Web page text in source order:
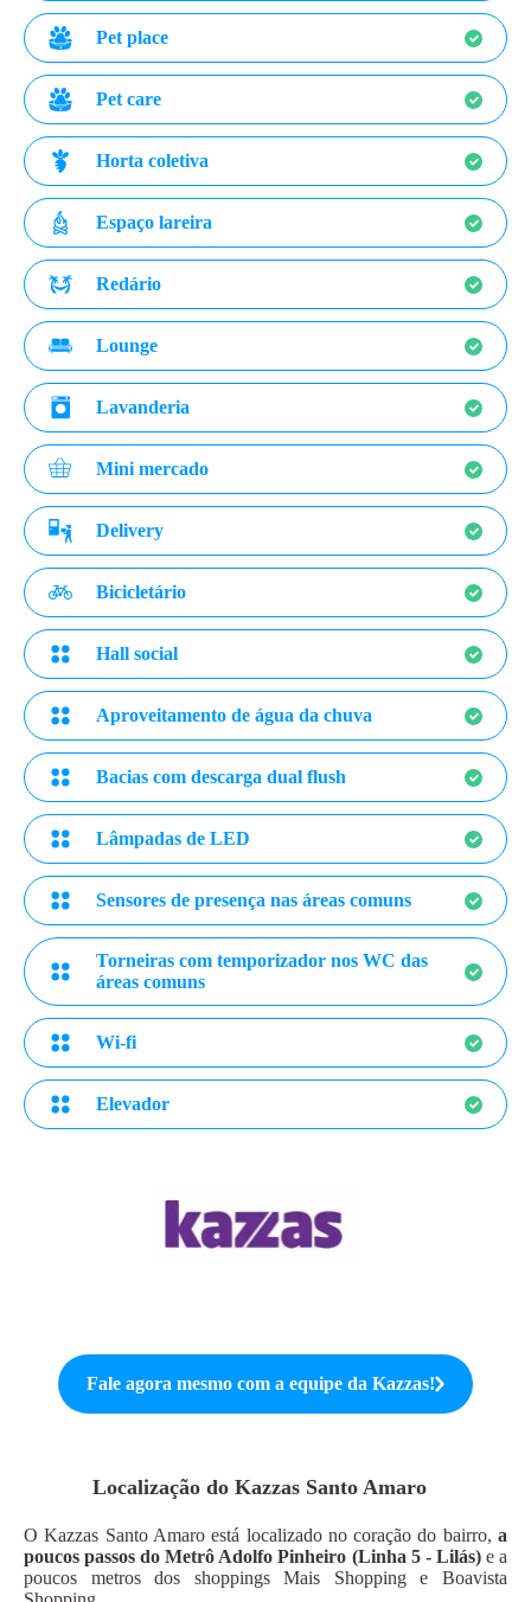
Pet place
Pet care
Horta coletiva
Espaço lareira
Redário
Lounge
Lavanderia
Mini mercado
Delivery
Bicicletário
Hall social
Aproveitamento de água da chuva
Bacias com descarga dual flush
Lâmpadas de LED
Sensores de presença nas áreas comuns
Torneiras com temporizador nos WC das
áreas comuns
Wi-fi
Elevador
Fale agora mesmo com a equipe da Kazzas!
Localização do Kazzas Santo Amaro
O Kazzas Santo Amaro está localizado no coração do bairro, a
poucos passos do Metrô Adolfo Pinheiro (Linha 5 - Lilás)e a
poucos metros dos shoppings Mais Shopping e Boavista